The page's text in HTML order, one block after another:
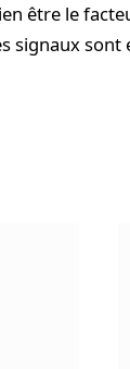
être le
signaux